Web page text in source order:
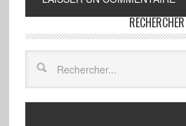
RECHERCHER